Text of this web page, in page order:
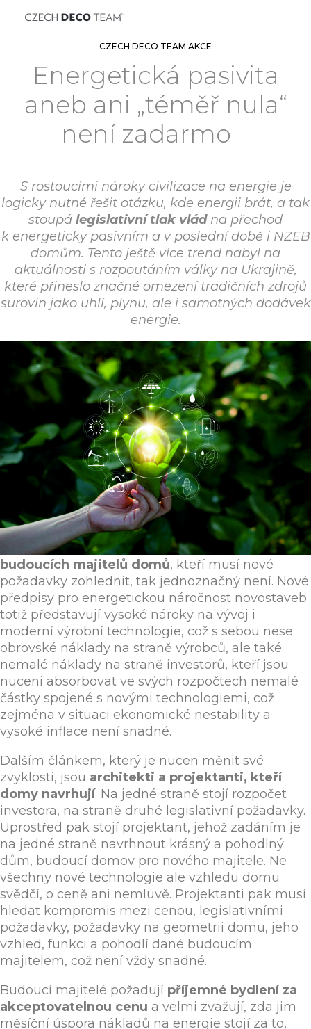
CZECH DECO TEAM AKCE
Energetická pasivita
aneb ani „téměř nula“
není zadarmo
S rostoucími nároky civilizace na energie je
logicky nutné řešit otázku, kde energii brát, a tak
stoupá legislativní tlak vládna přechod
k energeticky pasivním a v poslední době i NZEB
domům. Tento ještě více trend nabyl na
aktuálnosti s rozpoutáním války na Ukrajině,
které přineslo značné omezení tradičních zdrojů
surovin jako uhlí, plynu, ale i samotných dodávek
energie.
Zatímco z pohledu vlád je celosvětový tlak na
udržitelnost a ekologii možné vnímat jedině
pozitivně, pohled architektů a investorů, resp.
budoucích majitelů domů, kteří musí nové
požadavky zohlednit, tak jednoznačný není. Nové
předpisy pro energetickou náročnost novostaveb
totiž představují vysoké nároky na vývoj i
moderní výrobní technologie, což s sebou nese
obrovské náklady na straně výrobců, ale také
nemalé náklady na straně investorů, kteří jsou
nuceni absorbovat ve svých rozpočtech nemalé
částky spojené s novými technologiemi, což
zejména v situaci ekonomické nestability a
vysoké inflace není snadné.
Dalším článkem, který je nucen měnit své
zvyklosti, jsou architekti a projektanti, kteří
domy navrhují. Na jedné straně stojí rozpočet
investora, na straně druhé legislativní požadavky.
Uprostřed pak stojí projektant, jehož zadáním je
na jedné straně navrhnout krásný a pohodlný
dům, budoucí domov pro nového majitele. Ne
všechny nové technologie ale vzhledu domu
svědčí, o ceně ani nemluvě. Projektanti pak musí
hledat kompromis mezi cenou, legislativními
požadavky, požadavky na geometrii domu, jeho
vzhled, funkci a pohodlí dané budoucím
majitelem, což není vždy snadné.
Budoucí majitelé požadují příjemné bydlení za
akceptovatelnou cenu a velmi zvažují, zda jim
měsíční úspora nákladů na energie stojí za to,